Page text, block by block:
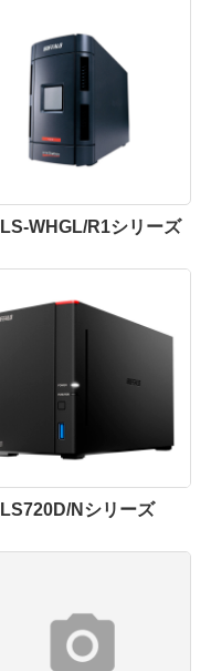
LS-WHGL/R1シリーズ
LS720D/Nシリーズ